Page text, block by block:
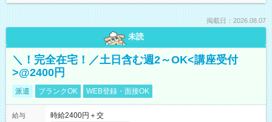
掲載日：2026.08.07
未読
＼！完全在宅！／土日含む週2～OK<講座受付
>@2400円
派遣 ブランクOK WEB登録・面接OK
給与
時給2400円＋交